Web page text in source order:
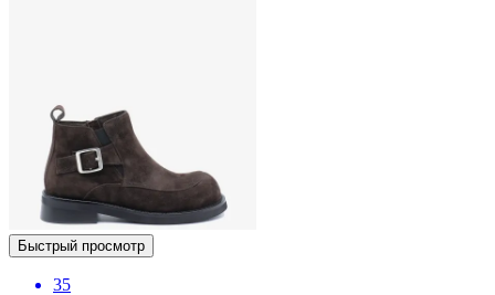
Быстрый просмотр
35